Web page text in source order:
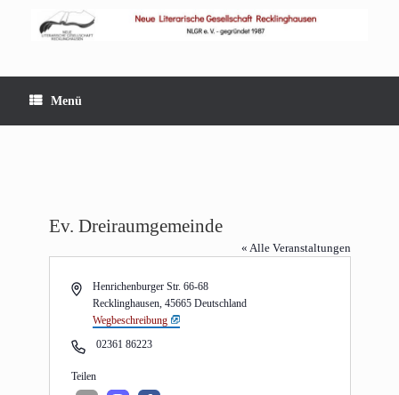
Menü
Ev. Dreiraumgemeinde
« Alle Veranstaltungen
AdresseHenrichenburger Str. 66-68
Recklinghausen, 45665 Deutschland
Wegbeschreibung
Telefon02361 86223
Tei­len